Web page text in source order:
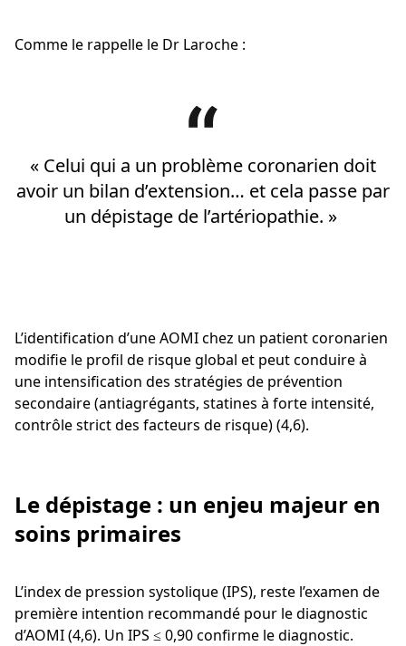
Comme le rappelle le Dr Laroche :
« Celui qui a un problème coronarien doit
avoir un bilan d’extension… et cela passe par
un dépistage de l’artériopathie. »
L’identification d’une AOMI chez un patient coronarien
modifie le profil de risque global et peut conduire à
une intensification des stratégies de prévention
secondaire (antiagrégants, statines à forte intensité,
contrôle strict des facteurs de risque) (4,6).
Le dépistage : un enjeu majeur en
soins primaires
L’index de pression systolique (IPS), reste l’examen de
première intention recommandé pour le diagnostic
d’AOMI (4,6). Un IPS ≤ 0,90 confirme le diagnostic.